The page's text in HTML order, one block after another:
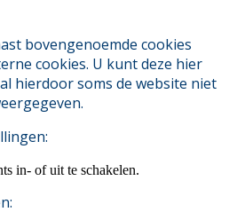
bovengenoemde cookies
cookies. U kunt deze hier
hierdoor soms de website niet
in- of uit te schakelen.